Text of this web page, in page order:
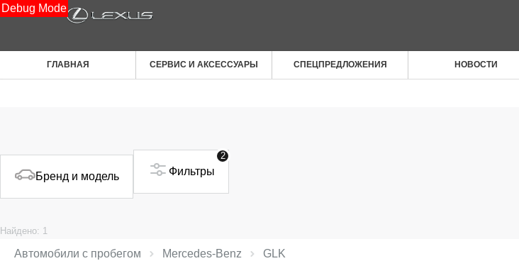
Debug Mode
ГЛАВНАЯ СЕРВИС И АКСЕССУАРЫ СПЕЦПРЕДЛОЖЕНИЯ НОВОСТИ
Бренд и модель
2
Фильтры
Найдено: 1
Автомобили с пробегом Mercedes‑Benz GLK